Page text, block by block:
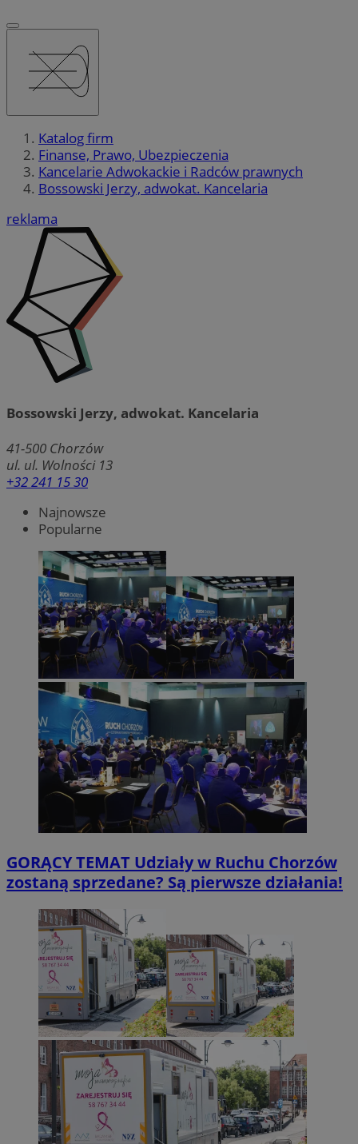
Katalog firm
Finanse, Prawo, Ubezpieczenia
Kancelarie Adwokackie i Radców prawnych
Bossowski Jerzy, adwokat. Kancelaria
reklama
Bossowski Jerzy, adwokat. Kancelaria
41-500 Chorzów
ul. ul. Wolności 13
+32 241 15 30
Najnowsze
Popularne
GORĄCY TEMAT Udziały w Ruchu Chorzów
zostaną sprzedane? Są pierwsze działania!